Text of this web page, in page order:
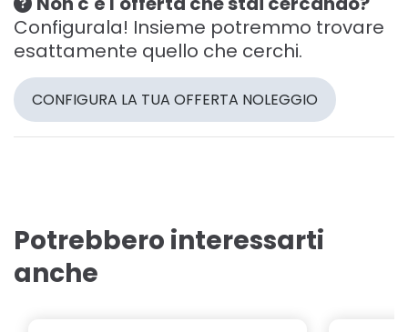
Configurala! Insieme potremmo trovare
esattamente quello che cerchi.
CONFIGURA LA TUA OFFERTA NOLEGGIO
Potrebbero interessarti
anche